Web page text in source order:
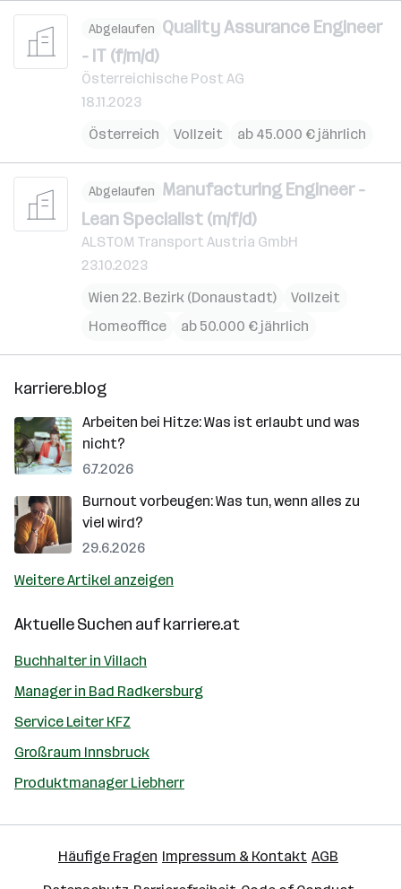
Abgelaufen Quality Assurance Engineer
- IT (f/m/d)
Österreichische Post AG
18.11.2023
Österreich
Vollzeit ab 45.000 € jährlich
Abgelaufen Manufacturing Engineer -
Lean Specialist (m/f/d)
ALSTOM Transport Austria GmbH
23.10.2023
Wien 22. Bezirk (Donaustadt)
Vollzeit
Homeoffice
ab 50.000 € jährlich
karriere.blog
Arbeiten bei Hitze: Was ist erlaubt und was
nicht?
6.7.2026
Burnout vorbeugen: Was tun, wenn alles zu
viel wird?
29.6.2026
Weitere Artikel anzeigen
Aktuelle Suchen aufkarriere.at
Buchhalter in Villach
Manager in Bad Radkersburg
Service Leiter KFZ
Großraum Innsbruck
Produktmanager Liebherr
Häufige Fragen Impressum & Kontakt AGB